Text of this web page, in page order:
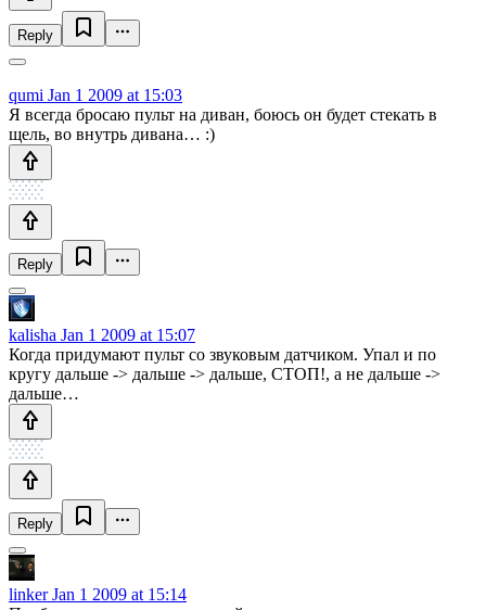
Reply
qumi Jan 1 2009 at 15:03
Я всегда бросаю пульт на диван, боюсь он будет стекать в
щель, во внутрь дивана… :)
Reply
kalisha Jan 1 2009 at 15:07
Когда придумают пульт со звуковым датчиком. Упал и по
кругу дальше -> дальше -> дальше, СТОП!, а не дальше ->
дальше…
Reply
linkerJan 1 2009 at 15:14